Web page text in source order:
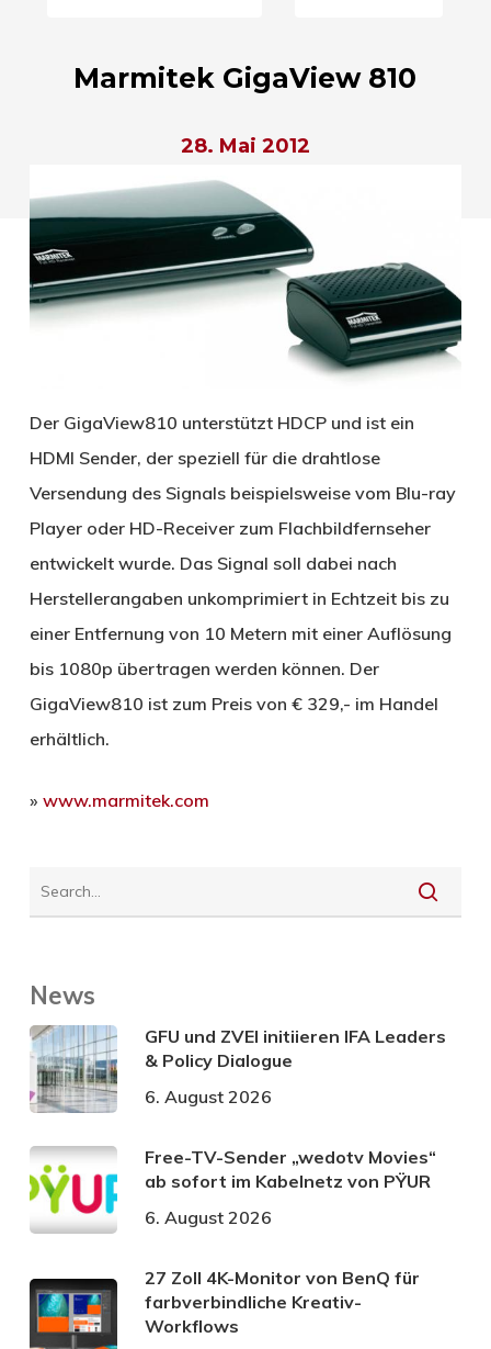
Marmitek GigaView 810
28. Mai 2012
Der GigaView810 unterstützt HDCP und ist ein
HDMI Sender, der speziell für die drahtlose
Versendung des Signals beispielsweise vom Blu-ray
Player oder HD-Receiver zum Flachbildfernseher
entwickelt wurde. Das Signal soll dabei nach
Herstellerangaben unkomprimiert in Echtzeit bis zu
einer Entfernung von 10 Metern mit einer Auflösung
bis 1080p übertragen werden können. Der
GigaView810 ist zum Preis von € 329,- im Handel
erhältlich.
» www.marmitek.com
News
GFU und ZVEI initiieren IFA Leaders
& Policy Dialogue
6. August 2026
Free-TV-Sender „wedotv Movies“
ab sofort im Kabelnetz von PŸUR
6. August 2026
27 Zoll 4K-Monitor von BenQ für
farbverbindliche Kreativ-
Workflows